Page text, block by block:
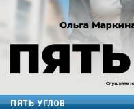
ПЯТЬ УГЛОВ